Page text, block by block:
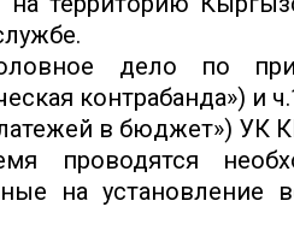
дело по
контрабанда») и
в бюджет») УК
проводятся
на установление